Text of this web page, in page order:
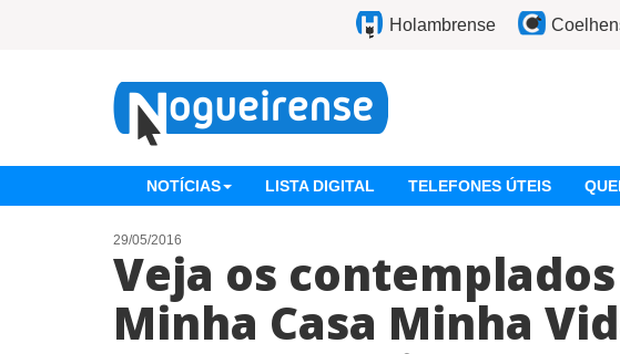
Holambrense
NOTÍCIAS LISTA DIGITAL TELEFONES ÚTEIS
29/05/2016
Veja os
Minha Casa Minha